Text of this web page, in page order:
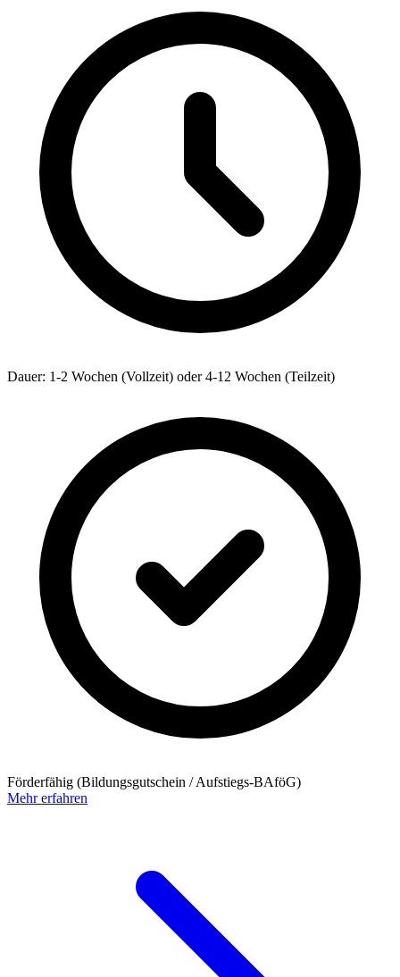
Dauer: 1-2 Wochen (Vollzeit) oder 4-12 Wochen (Teilzeit)
Förderfähig (Bildungsgutschein / Aufstiegs-BAföG)
Mehr erfahren